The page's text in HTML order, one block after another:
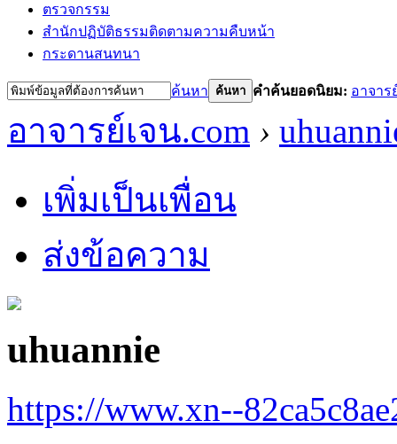
ตรวจกรรม
สำนักปฏิบัติธรรมติดตามความคืบหน้า
กระดานสนทนา
ค้นหา ค้นหา คำค้นยอดนิยม: อาจาร
อาจารย์เจน.com ›
เพิ่มเป็นเพื่อน
ส่งข้อความ
uhuannie
https://www.xn--